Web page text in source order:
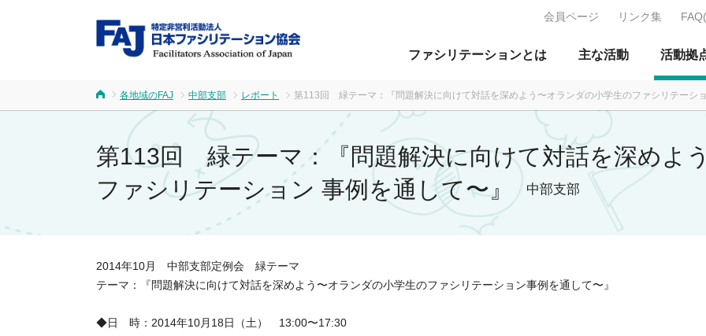
FAJ：特定非営利活動法人 日本ファ
ファシリテーションとは 主な活動 活動拠
会員ページ リンク集
各地域のFAJ 中部支部 レポート 第113回 緑テーマ：『問題解決に向けて対話を深めよう〜オランダの小学生のファシリテーショ
第113回 緑テーマ：『問題解決に向けて対話を深めよ
ファシリテーション 事例を通して〜』
中部支部
2014年10月 中部支部定例会 緑テーマ
テーマ：『問題解決に向けて対話を深めよう〜オランダの小学生のファシリテーション事例を通して〜』
◆日 時：2014年10月18日（土） 13:00〜17:30